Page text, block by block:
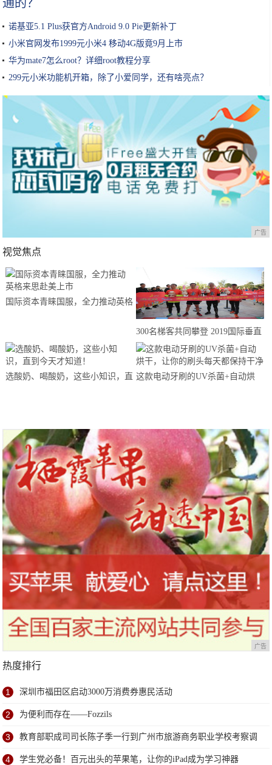
通的？
诺基亚5.1 Plus获官方Android 9.0 Pie更新补丁
小米官网发布1999元小米4 移动4G版竟9月上市
华为mate7怎么root？详细root教程分享
299元小米功能机开箱，除了小爱同学，还有啥亮点？
广告
视觉焦点
国际资本青睐国服，全力推动英格
300名梯客共同攀登 2019国际垂直
马拉松超级精英赛顺德海骏达中心
站欢乐开跑
选酸奶、喝酸奶，这些小知识，直 这款电动牙刷的UV杀菌+自动烘
广告
热度排行
1 深圳市福田区启动3000万消费券惠民活动
2 为便利而存在——Fozzils
3 教育部职成司司长陈子季一行到广州市旅游商务职业学校考察调
研
4 学生党必备！百元出头的苹果笔，让你的iPad成为学习神器